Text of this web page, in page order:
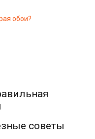
обои?
советы